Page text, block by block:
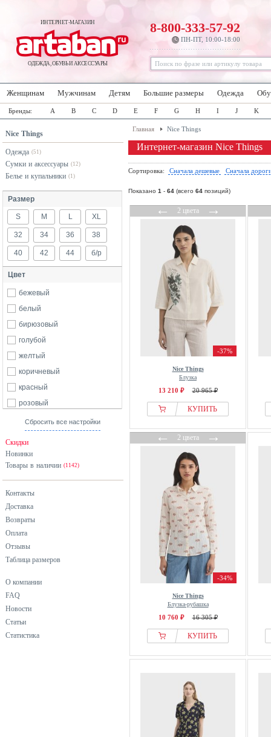
ИНТЕРНЕТ-МАГАЗИН
ОДЕЖДА, ОБУВЬ И АКСЕССУАРЫ
8-800-333-57-92
ПН-ПТ, 10:00-18:00
Женщинам Мужчинам Детям Большие размеры Одежда
Бренды: A B C D E F G H I J K
Nice Things
Одежда (51)
Сумки и аксессуары (12)
Белье и купальники (1)
Размер
S M L XL
32 34 36 38
40 42 44 б/р
Цвет
бежевый
белый
бирюзовый
голубой
желтый
коричневый
красный
розовый
серый
черный
Сбросить все настройки
Скидки
Новинки
Товары в наличии (1142)
Контакты
Доставка
Возвраты
Оплата
Отзывы
Таблица размеров
О компании
FAQ
Новости
Статьи
Статистика
Главная Nice Things
Интернет-магазин Nice Things
Сортировка: Сначала дешевые Сначала
Показано 1 - 64 (всего 64 позиций)
←2 цвета→
-37%
Nice Things
Блузка
13 210 ₽ 20 965 ₽
КУПИТЬ
←2 цвета→
-34%
Nice Things
Блузка-рубашка
10 760 ₽ 16 305 ₽
КУПИТЬ